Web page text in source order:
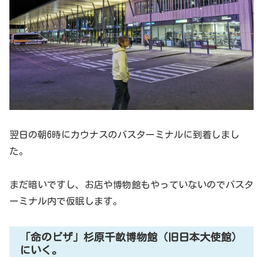
翌日の朝6時にカウナスのバスターミナルに到着しまし
た。
まだ暗いですし、お店や博物館もやっていないのでバスタ
ーミナル内で仮眠します。
「命のビザ」杉原千畝博物館（旧日本大使館）
にいく。